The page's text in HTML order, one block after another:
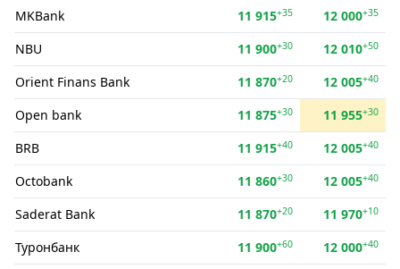
MKBank 11 915+35 12 000+35
NBU 11 900+30 12 010+50
Orient Finans Bank 11 870+20 12 005+40
Open bank 11 875+30 11 955+30
BRB 11 915+40 12 005+40
Octobank 11 860+30 12 005+40
Saderat Bank 11 870+20 11 970+10
Туронбанк 11 900+60 12 000+40